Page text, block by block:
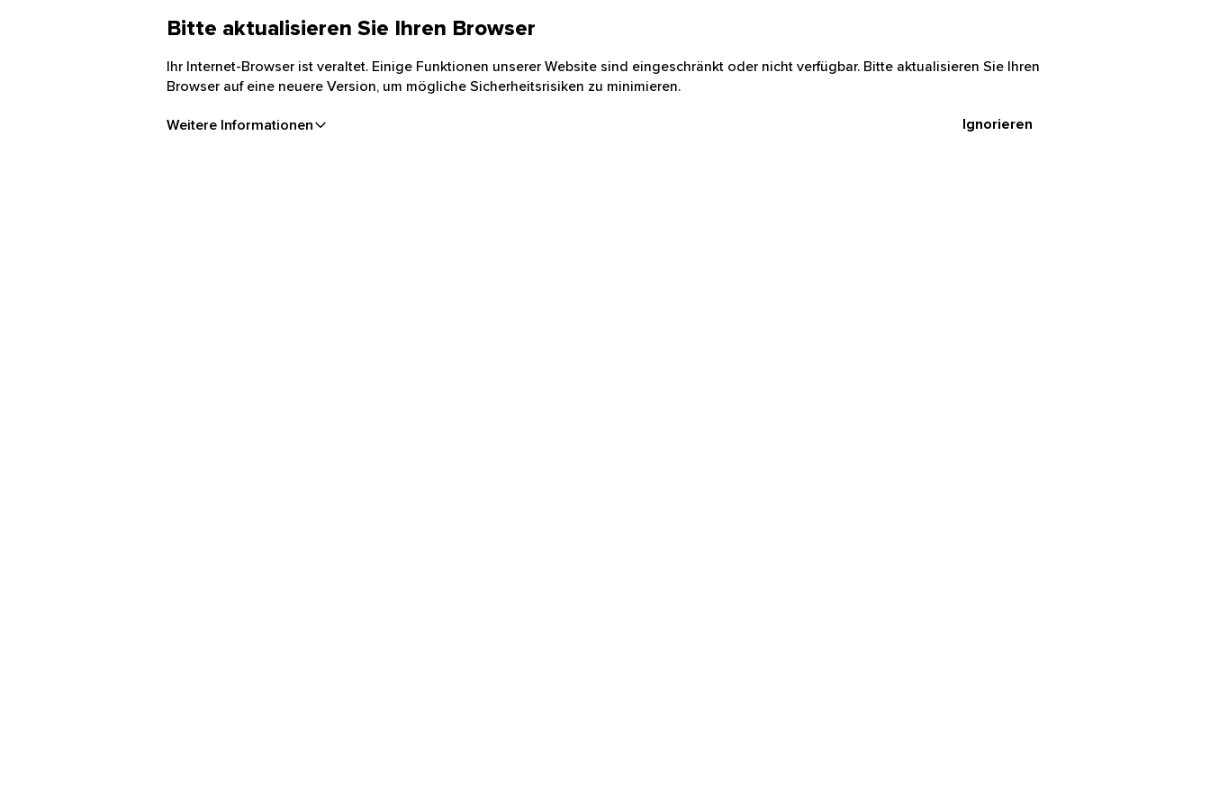
Bitte aktualisieren Sie Ihren Browser
Ihr Internet-Browser ist veraltet. Einige Funktionen unserer Website sind eingeschränkt oder nicht verfügbar. Bitte aktualisieren Sie Ihren
Browser auf eine neuere Version, um mögliche Sicherheitsrisiken zu minimieren.
Weitere Informationen Ignorieren